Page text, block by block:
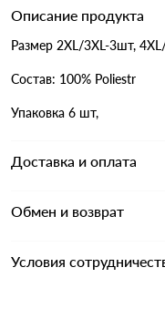
Описание продукта
Размер 2XL/3XL-3шт,
Состав: 100% Poliestr
Упаковка 6 шт,
Доставка и оплата
Обмен и возврат
Условия